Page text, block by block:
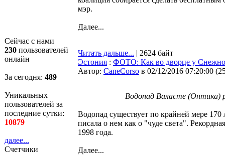
Сейчас с нами
230 пользователей
онлайн
За сегодня: 489
Уникальных
пользователей за
последние сутки:
10879
далее...
Счетчики
мэр.
Далее...
Читать дальше... | 2624 байт
Эстония : ФОТО: Как во дворце у
Автор: CaneCorso в 02/12/2016 07:20:00 (
Водопад Валасте (Онтика)
Водопад существует по крайней мере 170
писала о нем как о "чуде света".
1998 года.
Далее...